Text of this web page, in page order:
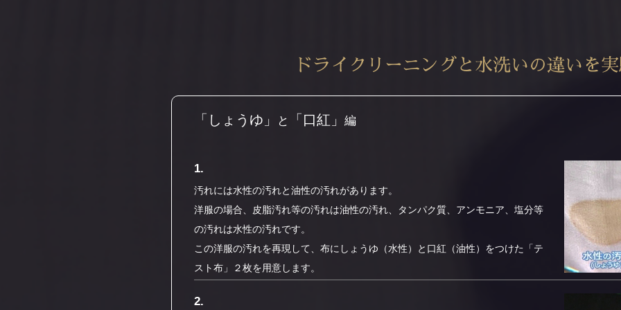
ドライクリーニングと水洗いの違いを
「しょうゆ」 と 「口紅」 編
1.
汚れには水性の汚れと油性の汚れがあります。
洋服の場合、皮脂汚れ等の汚れは油性の汚れ、タンパク質、アンモニア、塩分等
の汚れは水性の汚れです。
この洋服の汚れを再現して、布にしょうゆ（水性）と口紅（油性）をつけた「テ
スト布」２枚を用意します。
2.